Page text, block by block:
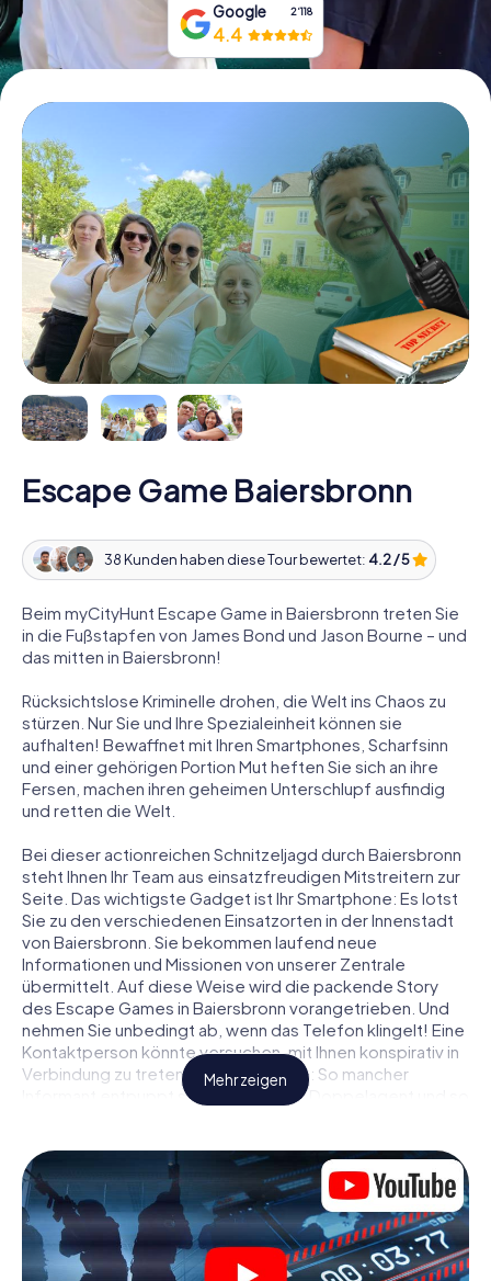
Google 2‘118
4.4
Escape Game Baiersbronn
38 Kunden haben diese Tour bewertet: 4.2 / 5
Beim myCityHunt Escape Game in Baiersbronn treten Sie
in die Fußstapfen von James Bond und Jason Bourne – und
das mitten in Baiersbronn!
Rücksichtslose Kriminelle drohen, die Welt ins Chaos zu
stürzen. Nur Sie und Ihre Spezialeinheit können sie
aufhalten! Bewaffnet mit Ihren Smartphones, Scharfsinn
und einer gehörigen Portion Mut heften Sie sich an ihre
Fersen, machen ihren geheimen Unterschlupf ausfindig
und retten die Welt.
Bei dieser actionreichen Schnitzeljagd durch Baiersbronn
steht Ihnen Ihr Team aus einsatzfreudigen Mitstreitern zur
Seite. Das wichtigste Gadget ist Ihr Smartphone: Es lotst
Sie zu den verschiedenen Einsatzorten in der Innenstadt
von Baiersbronn. Sie bekommen laufend neue
Informationen und Missionen von unserer Zentrale
übermittelt. Auf diese Weise wird die packende Story
des Escape Games in Baiersbronn vorangetrieben. Und
nehmen Sie unbedingt ab, wenn das Telefon klingelt! Eine
Kontaktperson könnte versuchen, mit Ihnen konspirativ in
Verbindung zu treten … Doch Vorsicht: So mancher
Informant entpuppt sich als dubioser Doppelagent und so
und vor allem: Vertrauen Sie niemandem!
Anders als in einem klassischen Escape Room in
Baiersbronn sind Sie also nicht in ein Zimmer eingesperrt,
aus dem Sie sich in einem vorgegebenen Zeitfenster
befreien müssen. Diese Smartphone Schnitzeljagd erklärt
Mehr zeigen